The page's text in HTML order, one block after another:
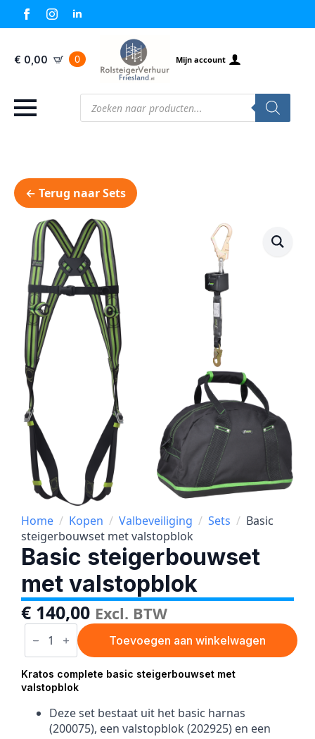
€ 0,00 0 Mijn account
Producten
zoeken
← Terug naar Sets
Home Kopen Valbeveiliging Sets
Basic
steigerbouwset met valstopblok
Basic steigerbouwset
met valstopblok
€ 140,00 Excl. BTW
Basic
steigerbouwset
valstopblok
aantal
Toevoegen aan winkelwagen
Kratos complete basic steigerbouwset met
valstopblok
Deze set bestaat uit het basic harnas
(200075), een valstopblok (202925) en een